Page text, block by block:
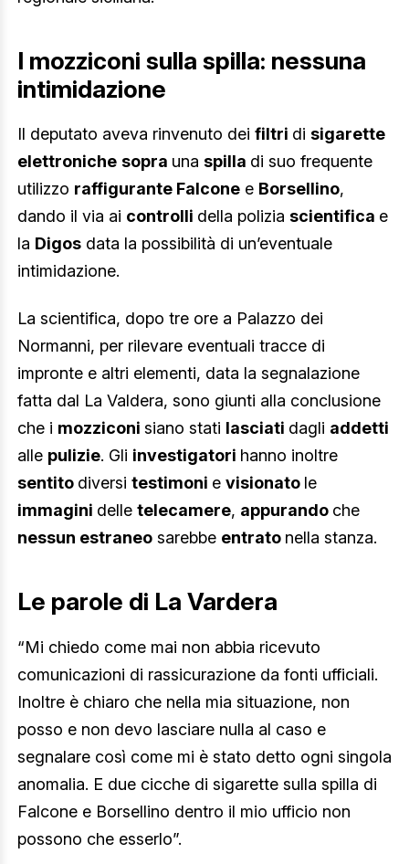
I mozziconi sulla spilla: nessuna
intimidazione
Il deputato aveva rinvenuto dei filtri di sigarette
elettroniche sopra una spilla di suo frequente
utilizzo raffigurante Falcone e Borsellino,
dando il via ai controlli della polizia scientifica e
la Digos data la possibilità di un’eventuale
intimidazione.
La scientifica, dopo tre ore a Palazzo dei
Normanni, per rilevare eventuali tracce di
impronte e altri elementi, data la segnalazione
fatta dal La Valdera, sono giunti alla conclusione
che i mozziconi siano stati lasciati dagli addetti
alle pulizie. Gli investigatori hanno inoltre
sentito diversi testimoni e visionato le
immagini delle telecamere, appurando che
nessun estraneo sarebbe entrato nella stanza.
Le parole di La Vardera
“Mi chiedo come mai non abbia ricevuto
comunicazioni di rassicurazione da fonti ufficiali.
Inoltre è chiaro che nella mia situazione, non
posso e non devo lasciare nulla al caso e
segnalare così come mi è stato detto ogni singola
anomalia. E due cicche di sigarette sulla spilla di
Falcone e Borsellino dentro il mio ufficio non
possono che esserlo”.